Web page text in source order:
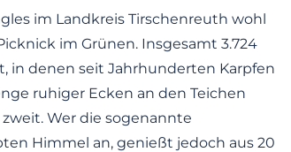
im Landkreis Tirschenreuth wohl
im Grünen. Insgesamt 3.724
in denen seit Jahrhunderten Karpfen
ruhiger Ecken an den Teichen
Wer die sogenannte
Himmel an, genießt jedoch aus 20